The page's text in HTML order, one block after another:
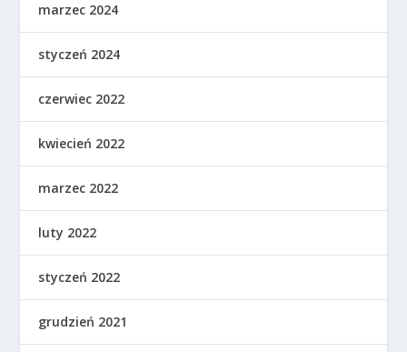
marzec 2024
styczeń 2024
czerwiec 2022
kwiecień 2022
marzec 2022
luty 2022
styczeń 2022
grudzień 2021